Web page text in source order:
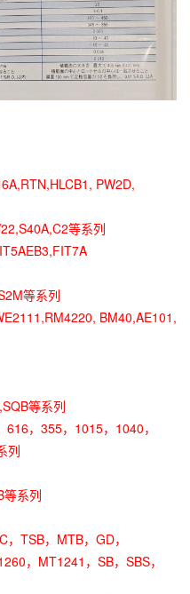
PW2D,
等系列
等系列
BM40,AE101,
等系列
，355，1015，1040，
列
等系列
TSB，MTB，GD，
，MT1241，SB，SBS，